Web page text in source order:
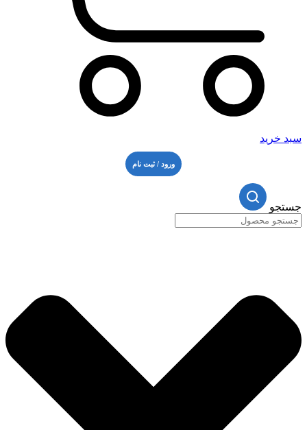
سبد خرید
ورود / ثبت نام
جستجو